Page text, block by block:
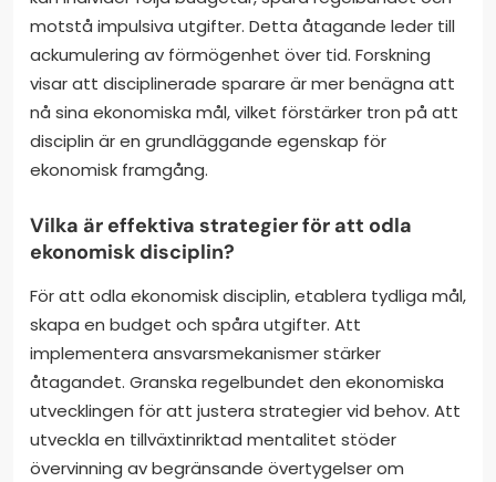
motstå impulsiva utgifter. Detta åtagande leder till
ackumulering av förmögenhet över tid. Forskning
visar att disciplinerade sparare är mer benägna att
nå sina ekonomiska mål, vilket förstärker tron på att
disciplin är en grundläggande egenskap för
ekonomisk framgång.
Vilka är effektiva strategier för att odla
ekonomisk disciplin?
För att odla ekonomisk disciplin, etablera tydliga mål,
skapa en budget och spåra utgifter. Att
implementera ansvarsmekanismer stärker
åtagandet. Granska regelbundet den ekonomiska
utvecklingen för att justera strategier vid behov. Att
utveckla en tillväxtinriktad mentalitet stöder
övervinning av begränsande övertygelser om